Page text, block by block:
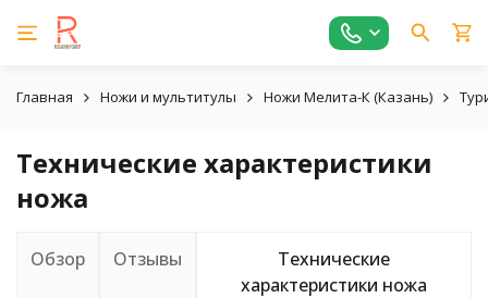
Главная Ножи и мультитулы Ножи Мелита-К (Казань)
Технические характеристики
ножа
Обзор Отзывы
Технические
характеристики ножа